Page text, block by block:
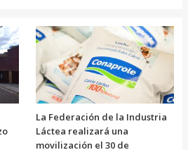
La Federación de la Industria
Láctea realizará una
movilización el 30 de